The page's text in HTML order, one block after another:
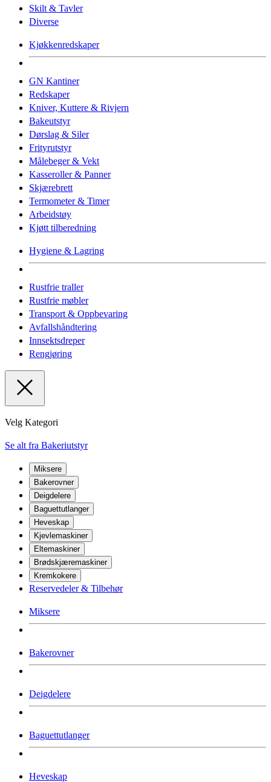
Skilt & Tavler
Diverse
Kjøkkenredskaper
GN Kantiner
Redskaper
Kniver, Kuttere & Rivjern
Bakeutstyr
Dørslag & Siler
Frityrutstyr
Målebeger & Vekt
Kasseroller & Panner
Skjærebrett
Termometer & Timer
Arbeidstøy
Kjøtt tilberedning
Hygiene & Lagring
Rustfrie traller
Rustfrie møbler
Transport & Oppbevaring
Avfallshåndtering
Innsektsdreper
Rengjøring
Velg Kategori
Se alt fra Bakeriutstyr
Miksere
Bakerovner
Deigdelere
Baguettutlanger
Heveskap
Kjevlemaskiner
Eltemaskiner
Brødskjæremaskiner
Kremkokere
Reservedeler & Tilbehør
Miksere
Bakerovner
Deigdelere
Baguettutlanger
Heveskap